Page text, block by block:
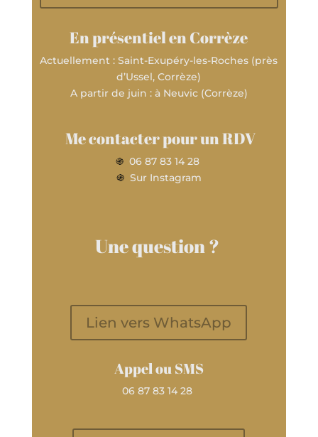
En présentiel en Corrèze
Actuellement : Saint-Exupéry-les-Roches (près
d’Ussel, Corrèze)
A partir de juin : à Neuvic (Corrèze)
Me contacter pour un RDV
֍ 06 87 83 14 28
֍ Sur Instagram
Une question ?
Lien vers WhatsApp
Appel ou SMS
06 87 83 14 28